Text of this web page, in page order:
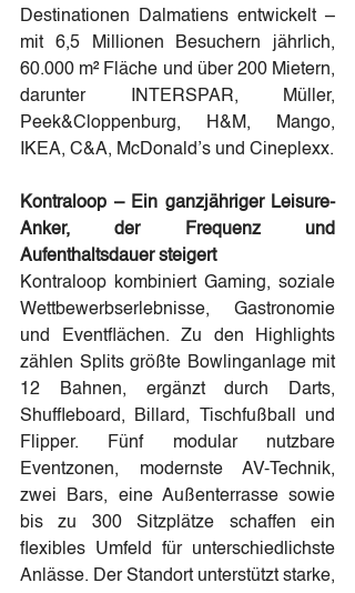
Destinationen Dalmatiens entwickelt –
mit 6,5 Millionen Besuchern jährlich,
60.000 m² Fläche und über 200 Mietern,
darunter INTERSPAR, Müller,
Peek&Cloppenburg, H&M, Mango,
IKEA, C&A, McDonald’s und Cineplexx.
Kontraloop – Ein ganzjähriger Leisure-
Anker, der Frequenz und
Aufenthaltsdauer steigert
Kontraloop kombiniert Gaming, soziale
Wettbewerbserlebnisse, Gastronomie
und Eventflächen. Zu den Highlights
zählen Splits größte Bowlinganlage mit
12 Bahnen, ergänzt durch Darts,
Shuffleboard, Billard, Tischfußball und
Flipper. Fünf modular nutzbare
Eventzonen, modernste AV-Technik,
zwei Bars, eine Außenterrasse sowie
bis zu 300 Sitzplätze schaffen ein
flexibles Umfeld für unterschiedlichste
Anlässe. Der Standort unterstützt starke,